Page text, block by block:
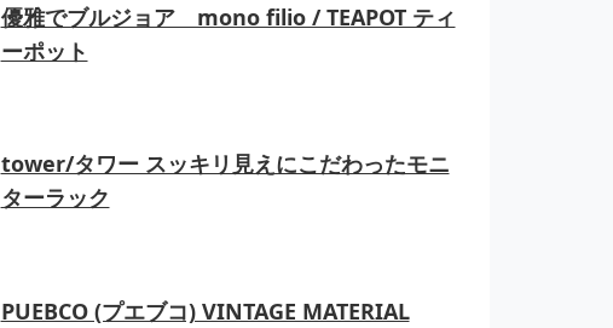
優雅でブルジョア mono filio / TEAPOT ティ
ーポット
tower/タワー スッキリ見えにこだわったモニ
ターラック
PUEBCO (プエブコ) VINTAGE MATERIAL